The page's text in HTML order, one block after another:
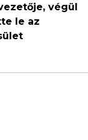
végül
le az